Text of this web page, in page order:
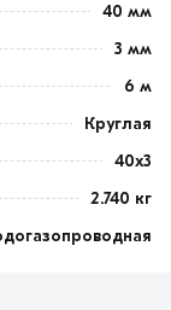
40 мм
3 мм
6 м
Круглая
40х3
2.740 кг